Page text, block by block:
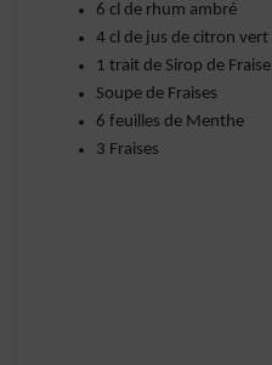
6 cl de rhum ambré
4 cl de jus de citron vert
1 trait de Sirop de Fraise
Soupe de Fraises
6 feuilles de Menthe
3 Fraises